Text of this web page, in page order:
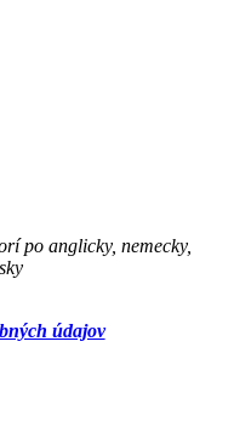
po anglicky, nemecky,
údajov